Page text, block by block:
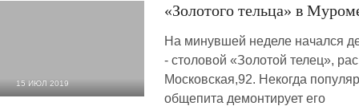
15 ИЮЛ 2019
«Золотого тельца» в
На минувшей неделе начался
- столовой «Золотой телец»,
Московская,92. Некогда
общепита демонтирует его